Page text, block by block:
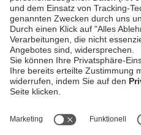
AGB / Gewinnspiele
Datenschutz
Impressum